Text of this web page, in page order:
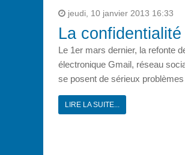
jeudi, 10 janvier 2013 16:33
La
Le 1er mars dernier, la refonte
électronique Gmail, réseau
se posent de sérieux
LIRE LA SUITE...